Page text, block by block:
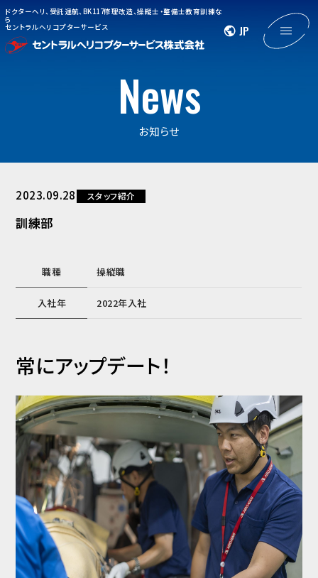
ドクターヘリ、受託運航、BK117修理改造、操縦士・整備士教育訓練な
ら
セントラルヘリコプターサービス JP
News
お知らせ
2023.09.28 スタッフ紹介
訓練部
職種 操縦職
入社年 2022年入社
常にアップデート！